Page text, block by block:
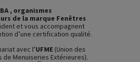
, organismes
de la marque Fenêtres
et vous accompagnent
d’une certification qualité.
avec l’UFME (Union des
de Menuiseries Extérieures).